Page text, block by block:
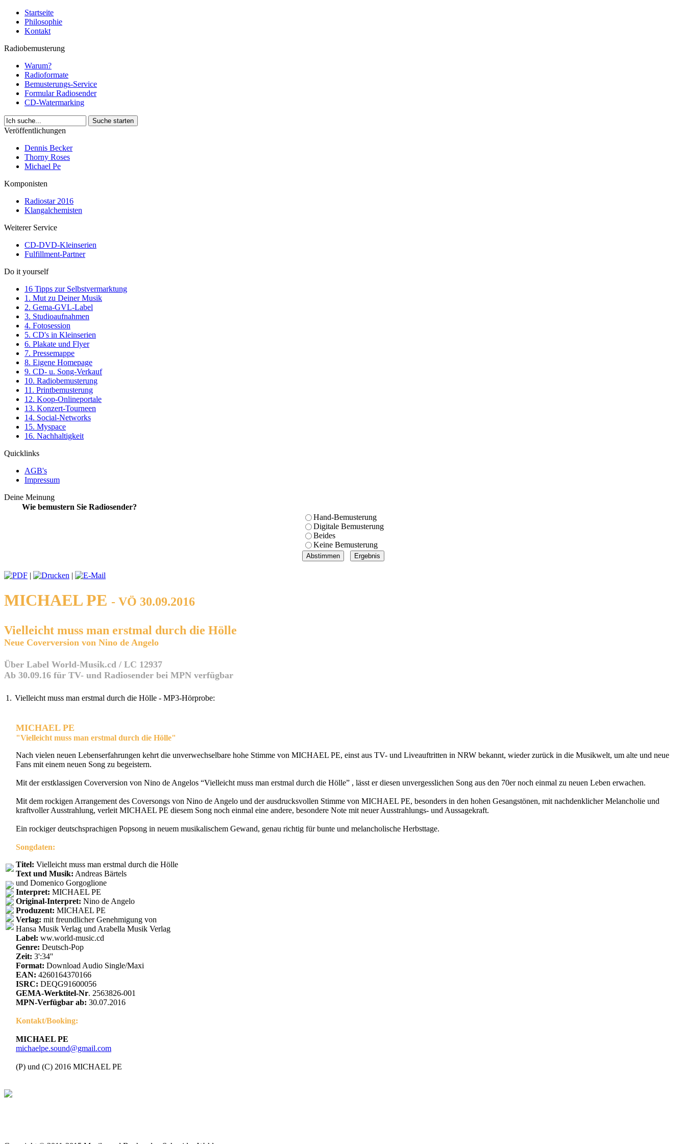
Startseite
Philosophie
Kontakt
Radiobemusterung
Warum?
Radioformate
Bemusterungs-Service
Formular Radiosender
CD-Watermarking
Veröffentlichungen
Dennis Becker
Thorny Roses
Michael Pe
Komponisten
Radiostar 2016
Klangalchemisten
Weiterer Service
CD-DVD-Kleinserien
Fulfillment-Partner
Do it yourself
16 Tipps zur Selbstvermarktung
1. Mut zu Deiner Musik
2. Gema-GVL-Label
3. Studioaufnahmen
4. Fotosession
5. CD's in Kleinserien
6. Plakate und Flyer
7. Pressemappe
8. Eigene Homepage
9. CD- u. Song-Verkauf
10. Radiobemusterung
11. Printbemusterung
12. Koop-Onlineportale
13. Konzert-Tourneen
14. Social-Networks
15. Myspace
16. Nachhaltigkeit
Quicklinks
AGB's
Impressum
Deine Meinung
Wie bemustern Sie Radiosender?
Hand-Bemusterung
Digitale Bemusterung
Beides
Keine Bemusterung
| |
MICHAEL PE - VÖ 30.09.2016
Vielleicht muss man erstmal durch die Hölle
Neue Coverversion von Nino de Angelo
Über Label World-Musik.cd / LC 12937
Ab 30.09.16 für TV- und Radiosender bei MPN verfügbar
1. Vielleicht muss man erstmal durch die Hölle - MP3-Hörprobe:
MICHAEL PE
"Vielleicht muss man erstmal durch die Hölle"
Nach vielen neuen Lebenserfahrungen kehrt die unverwechselbare hohe Stimme von MICHAEL PE, einst aus TV- und Liveauftritten in NRW bekannt, wieder zurück in die Musikwelt, um alte und neue
Fans mit einem neuen Song zu begeistern.
Mit der erstklassigen Coverversion von Nino de Angelos “Vielleicht muss man erstmal durch die Hölle” , lässt er diesen unvergesslichen Song aus den 70er noch einmal zu neuen Leben erwachen.
Mit dem rockigen Arrangement des Coversongs von Nino de Angelo und der ausdrucksvollen Stimme von MICHAEL PE, besonders in den hohen Gesangstönen, mit nachdenklicher Melancholie und
kraftvoller Ausstrahlung, verleit MICHAEL PE diesem Song noch einmal eine andere, besondere Note mit neuer Ausstrahlungs- und Aussagekraft.
Ein rockiger deutschsprachigen Popsong in neuem musikalischem Gewand, genau richtig für bunte und melancholische Herbsttage.
Songdaten:
Titel: Vielleicht muss man erstmal durch die Hölle
Text und Musik: Andreas Bärtels
und Domenico Gorgoglione
Interpret: MICHAEL PE
Original-Interpret: Nino de Angelo
Produzent: MICHAEL PE
Verlag: mit freundlicher Genehmigung von
Hansa Musik Verlag und Arabella Musik Verlag
Label: ww.world-music.cd
Genre: Deutsch-Pop
Zeit: 3':34''
Format: Download Audio Single/Maxi
EAN: 4260164370166
ISRC: DEQG91600056
GEMA-Werktitel-Nr. 2563826-001
MPN-Verfügbar ab: 30.07.2016
Kontakt/Booking:
MICHAEL PE
michaelpe.sound@gmail.com
(P) und (C) 2016 MICHAEL PE